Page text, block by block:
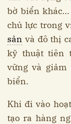
bờ biển
chủ lực trong
sản và đô thị
kỹ thuật tiên
vững và giảm
biển.
Khi đi vào
tạo ra hàng